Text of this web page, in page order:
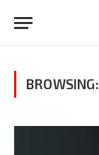
BROWSING: